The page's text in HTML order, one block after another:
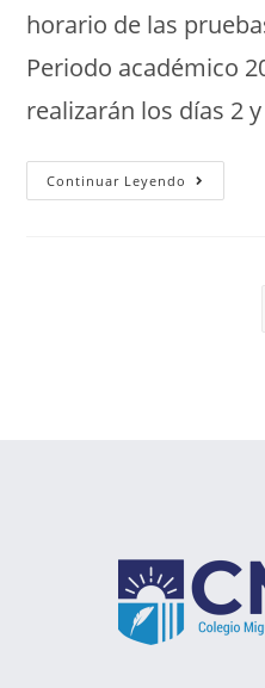
horario de las
Periodo académico
realizarán los días 2
Continuar Leyendo